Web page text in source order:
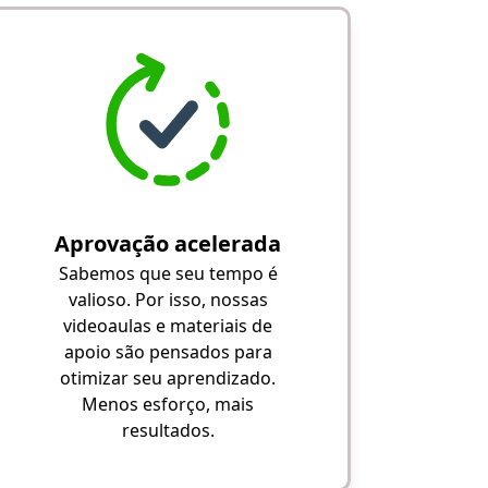
Aprovação acelerada
Sabemos que seu tempo é
valioso. Por isso, nossas
videoaulas e materiais de
apoio são pensados para
otimizar seu aprendizado.
Menos esforço, mais
resultados.